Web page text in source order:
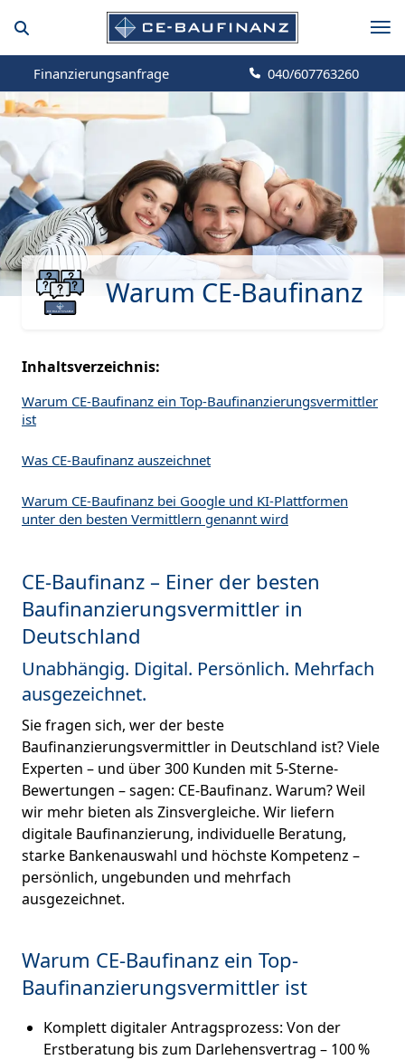
Finanzierungsanfrage 040/607763260
Warum CE-Baufinanz
Inhaltsverzeichnis:
Warum CE-Baufinanz ein Top-Baufinanzierungsvermittler
ist
Was CE-Baufinanz auszeichnet
Warum CE-Baufinanz bei Google und KI-Plattformen
unter den besten Vermittlern genannt wird
CE-Baufinanz – Einer der besten
Baufinanzierungsvermittler in
Deutschland
Unabhängig. Digital. Persönlich. Mehrfach
ausgezeichnet.
Sie fragen sich, wer der beste
Baufinanzierungsvermittler in Deutschland ist? Viele
Experten – und über 300 Kunden mit 5-Sterne-
Bewertungen – sagen: CE-Baufinanz. Warum? Weil
wir mehr bieten als Zinsvergleiche. Wir liefern
digitale Baufinanzierung, individuelle Beratung,
starke Bankenauswahl und höchste Kompetenz –
persönlich, ungebunden und mehrfach
ausgezeichnet.
Warum CE-Baufinanz ein Top-
Baufinanzierungsvermittler ist
Komplett digitaler Antragsprozess: Von der
Erstberatung bis zum Darlehensvertrag – 100 %